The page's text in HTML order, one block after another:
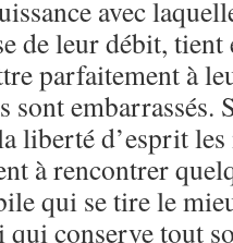
avec
de leur débit, tient
parfaitement à
sont embarrassés.
liberté d’esprit
à rencontrer
qui se tire le
conserve tout